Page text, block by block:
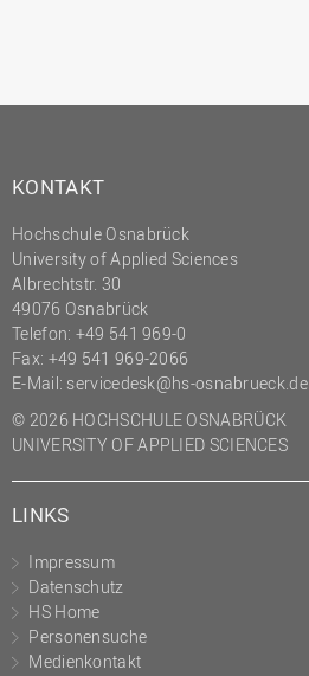
Innenrevision
IT Service Center
Kommunikation und
Marketing
LearningCenter
Personal
Personalentwicklung
Personalrat
Präsidialbüro
Professional School
Projekte des Präsidiums
KONTAKT
Hochschule Osnabrück
University of Applied Sciences
Albrechtstr. 30
49076 Osnabrück
Telefon: +49 541 969-0
Fax: +49 541 969-2066
E-Mail: servicedesk@hs-osnabrueck.de
© 2026 HOCHSCHULE OSNABRÜCK
UNIVERSITY OF APPLIED SCIENCES
LINKS
Impressum
Datenschutz
HS Home
Personensuche
Medienkontakt